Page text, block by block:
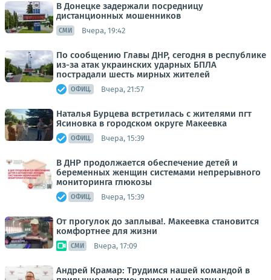
В Донецке задержали посредницу
дистанционных мошенников
СМИ Вчера, 19:42
По сообщению Главы ДНР, сегодня в республике
из-за атак украинских ударных БПЛА
пострадали шесть мирных жителей
ОФИЦ. Вчера, 21:57
Наталья Бурцева встретилась с жителями пгт
Ясиновка в городском округе Макеевка
ОФИЦ. Вчера, 15:39
В ДНР продолжается обеспечение детей и
беременных женщин системами непрерывного
мониторинга глюкозы
ОФИЦ. Вчера, 15:39
От прогулок до заплыва!. Макеевка становится
комфортнее для жизни
СМИ Вчера, 17:09
Андрей Крамар: Трудимся нашей командой в